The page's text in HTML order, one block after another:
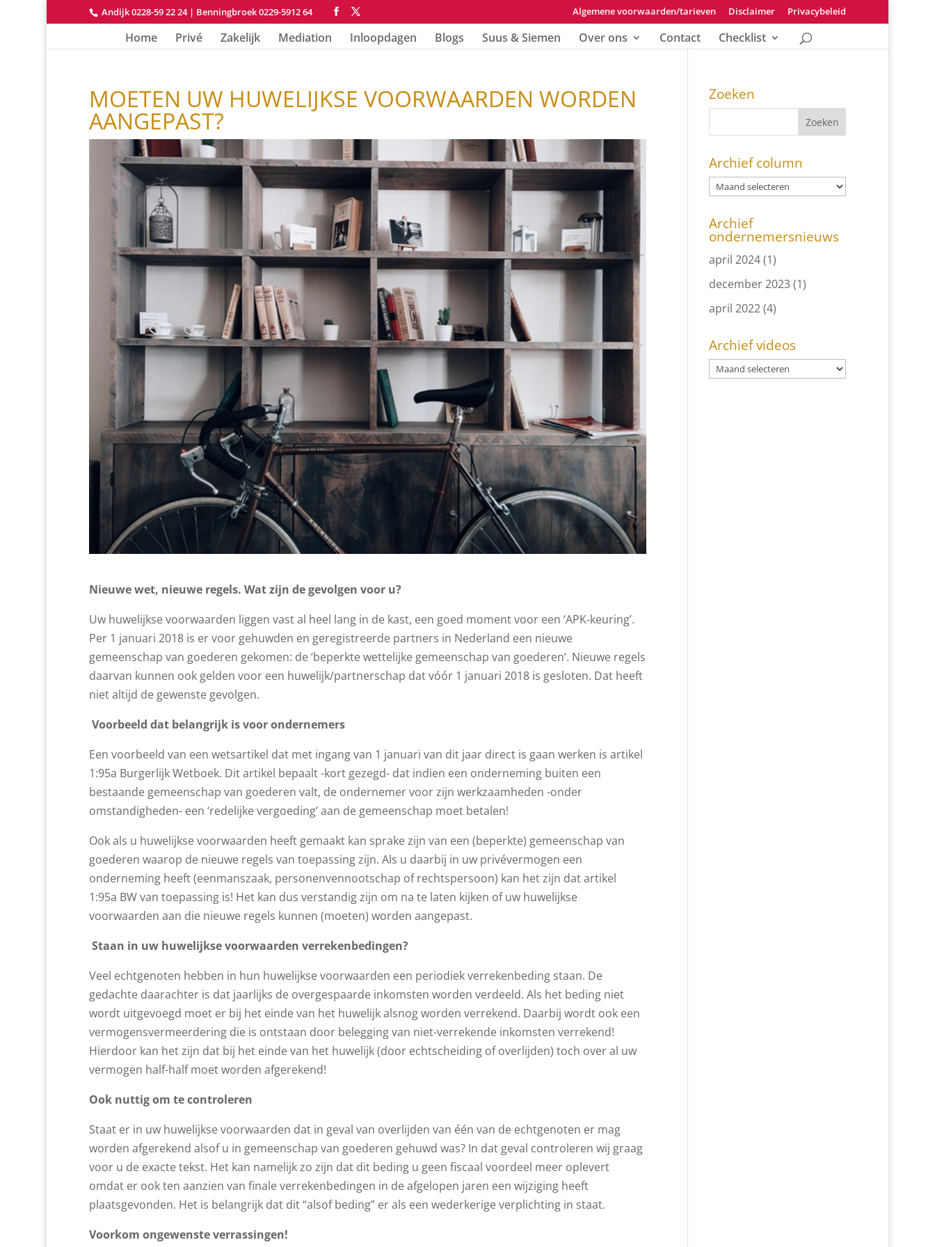
Andijk 0228-59 22 24| Benningbroek 0229-5912 64 Algemene voorwaarden/tarieven Disclaimer Privacybeleid
Home Privé Zakelijk Mediation Inloopdagen Blogs Suus & Siemen Over ons Contact Checklist
MOETEN UW HUWELIJKSE VOORWAARDEN WORDEN
AANGEPAST?
Nieuwe wet, nieuwe regels. Wat zijn de gevolgen voor u?
Uw huwelijkse voorwaarden liggen vast al heel lang in de kast, een goed moment voor een ‘APK-keuring’.
Per 1 januari 2018 is er voor gehuwden en geregistreerde partners in Nederland een nieuwe
gemeenschap van goederen gekomen: de ‘beperkte wettelijke gemeenschap van goederen’. Nieuwe regels
daarvan kunnen ook gelden voor een huwelijk/partnerschap dat vóór 1 januari 2018 is gesloten. Dat heeft
niet altijd de gewenste gevolgen.
Voorbeeld dat belangrijk is voor ondernemers
Een voorbeeld van een wetsartikel dat met ingang van 1 januari van dit jaar direct is gaan werken is artikel
1:95a Burgerlijk Wetboek. Dit artikel bepaalt -kort gezegd- dat indien een onderneming buiten een
bestaande gemeenschap van goederen valt, de ondernemer voor zijn werkzaamheden -onder
omstandigheden- een ‘redelijke vergoeding’ aan de gemeenschap moet betalen!
Ook als u huwelijkse voorwaarden heeft gemaakt kan sprake zijn van een (beperkte) gemeenschap van
goederen waarop de nieuwe regels van toepassing zijn. Als u daarbij in uw privévermogen een
onderneming heeft (eenmanszaak, personenvennootschap of rechtspersoon) kan het zijn dat artikel
1:95a BW van toepassing is! Het kan dus verstandig zijn om na te laten kijken of uw huwelijkse
voorwaarden aan die nieuwe regels kunnen (moeten) worden aangepast.
Staan in uw huwelijkse voorwaarden verrekenbedingen?
Veel echtgenoten hebben in hun huwelijkse voorwaarden een periodiek verrekenbeding staan. De
gedachte daarachter is dat jaarlijks de overgespaarde inkomsten worden verdeeld. Als het beding niet
wordt uitgevoegd moet er bij het einde van het huwelijk alsnog worden verrekend. Daarbij wordt ook een
vermogensvermeerdering die is ontstaan door belegging van niet-verrekende inkomsten verrekend!
Hierdoor kan het zijn dat bij het einde van het huwelijk (door echtscheiding of overlijden) toch over al uw
vermogen half-half moet worden afgerekend!
Ook nuttig om te controleren
Staat er in uw huwelijkse voorwaarden dat in geval van overlijden van één van de echtgenoten er mag
worden afgerekend alsof u in gemeenschap van goederen gehuwd was? In dat geval controleren wij graag
voor u de exacte tekst. Het kan namelijk zo zijn dat dit beding u geen fiscaal voordeel meer oplevert
omdat er ook ten aanzien van finale verrekenbedingen in de afgelopen jaren een wijziging heeft
plaatsgevonden. Het is belangrijk dat dit “alsof beding” er als een wederkerige verplichting in staat.
Voorkom ongewenste verrassingen!
Zoeken
Archief column
Archief
ondernemersnieuws
april 2024(1)
december 2023(1)
april 2022(4)
Archief videos